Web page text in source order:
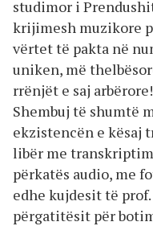
studimor i
krijimesh muzikore
vërtet të pakta në
uniken, më
rrënjët e saj arbërore!
Shembuj të shumtë
ekzistencën e kësaj
libër me
përkatës audio, me
edhe kujdesit të
përgatitësit për